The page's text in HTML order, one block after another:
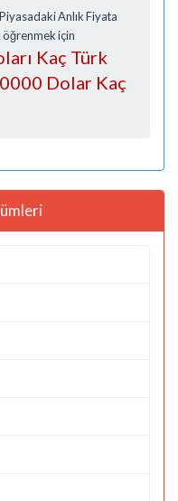
Anlık Fiyata
öğrenmek için
Kaç Türk
Dolar Kaç